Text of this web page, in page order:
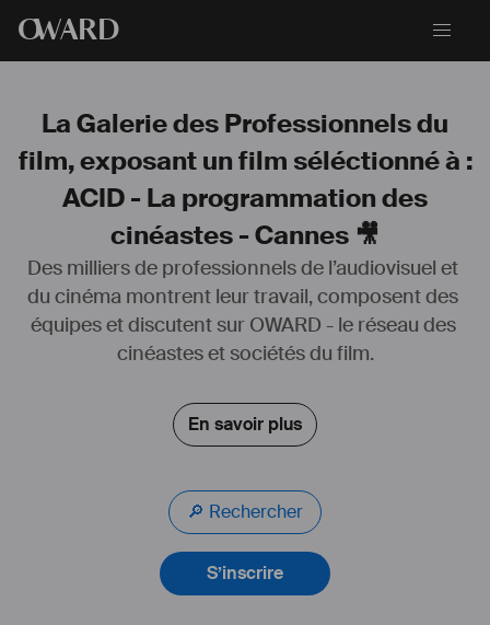
OWARD
La Galerie des Professionnels du
film, exposant un film séléctionné à :
ACID - La programmation des
cinéastes - Cannes 🎥
Des milliers de professionnels de l’audiovisuel et
du cinéma montrent leur travail, composent des
équipes et discutent sur OWARD - le réseau des
cinéastes et sociétés du film.
En savoir plus
🔎 Rechercher
S’inscrire